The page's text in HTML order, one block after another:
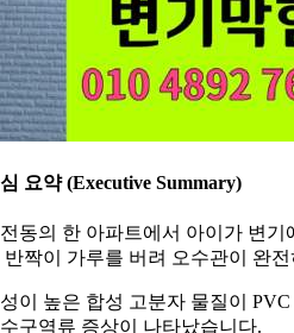
요약 (Executive Summary)
동의 한 아파트에서 아이가 변
반짝이 가루를 버려 오수관이 완
이 높은 합성 고분자 물질이
구역류 증상이 나타났습니다.